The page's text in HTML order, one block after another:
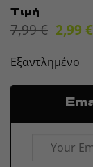
Τιμή
7,99€
price
was:
7,99 €.
2,99 €Η
Εξαντλημένο